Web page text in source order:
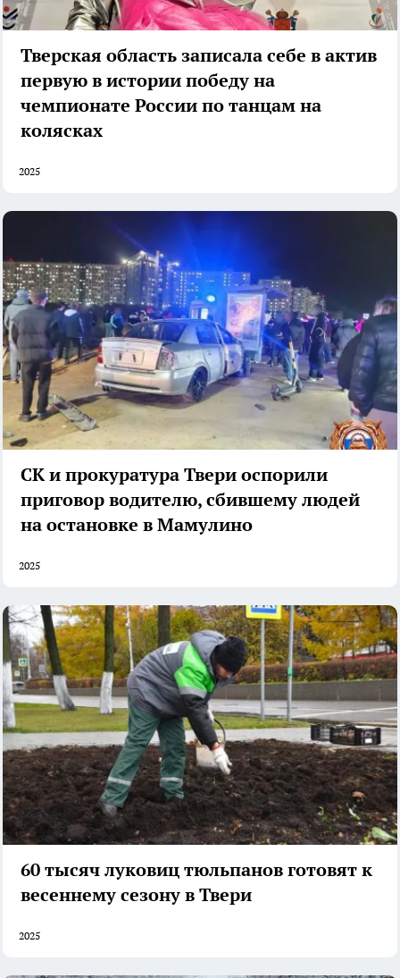
Тверская область записала себе в актив
первую в истории победу на
чемпионате России по танцам на
колясках
2025
СК и прокуратура Твери оспорили
приговор водителю, сбившему людей
на остановке в Мамулино
2025
60 тысяч луковиц тюльпанов готовят к
весеннему сезону в Твери
2025